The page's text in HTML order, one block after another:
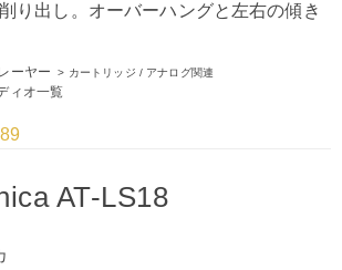
り出し。オーバーハングと左右の傾き
ヤー > カートリッジ / アナログ関連
オ一覧
AT-LS18